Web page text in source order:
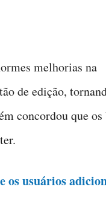
melhorias na
de edição,
concordou que os
os usuários